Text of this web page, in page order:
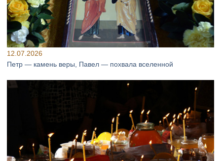
12.07.2026
Петр — камень веры, Павел — похвала вселенной